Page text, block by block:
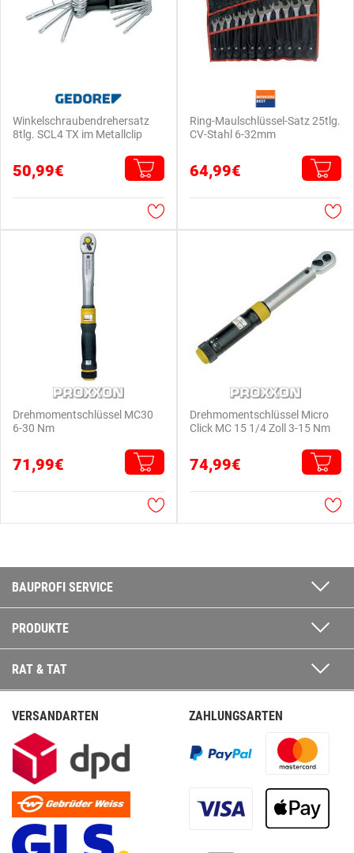
Winkelschraubendrehersatz
8tlg. SCL4 TX im Metallclip
50,99€
Ring-Maulschlüssel-Satz 25tlg.
CV-Stahl 6-32mm
64,99€
Drehmomentschlüssel MC30
6-30 Nm
71,99€
Drehmomentschlüssel Micro
Click MC 15 1/4 Zoll 3-15 Nm
74,99€
BAUPROFI SERVICE
PRODUKTE
RAT & TAT
VERSANDARTEN ZAHLUNGSARTEN